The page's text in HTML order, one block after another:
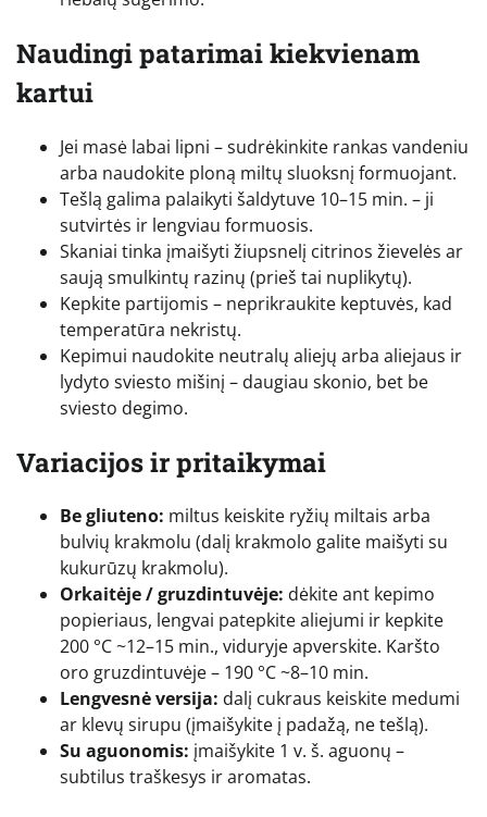
Naudingi patarimai kiekvienam
kartui
Jei masė labai lipni – sudrėkinkite rankas vandeniu
arba naudokite ploną miltų sluoksnį formuojant.
Tešlą galima palaikyti šaldytuve 10–15 min. – ji
sutvirtės ir lengviau formuosis.
Skaniai tinka įmaišyti žiupsnelį citrinos žievelės ar
saują smulkintų razinų (prieš tai nuplikytų).
Kepkite partijomis – neprikraukite keptuvės, kad
temperatūra nekristų.
Kepimui naudokite neutralų aliejų arba aliejaus ir
lydyto sviesto mišinį – daugiau skonio, bet be
sviesto degimo.
Variacijos ir pritaikymai
Be gliuteno: miltus keiskite ryžių miltais arba
bulvių krakmolu (dalį krakmolo galite maišyti su
kukurūzų krakmolu).
Orkaitėje / gruzdintuvėje: dėkite ant kepimo
popieriaus, lengvai patepkite aliejumi ir kepkite
200 °C ~12–15 min., viduryje apverskite. Karšto
oro gruzdintuvėje – 190 °C ~8–10 min.
Lengvesnė versija: dalį cukraus keiskite medumi
ar klevų sirupu (įmaišykite į padažą, ne tešlą).
Su aguonomis: įmaišykite 1 v. š. aguonų –
subtilus traškesys ir aromatas.